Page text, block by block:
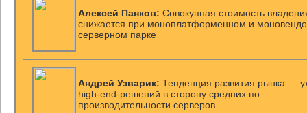
Алексей Панков: Cовокупная стоимость
снижается при моноплатформенном и
серверном парке
Андрей Узварик: Тенденция развития рынка —
high-end-решений в сторону средних по
производительности серверов